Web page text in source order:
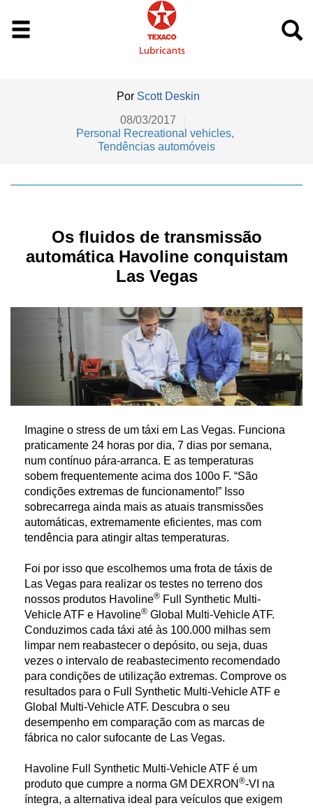
Por Scott Deskin
08/03/2017
Personal Recreational vehicles,
Tendências automóveis
Os fluidos de transmissão
automática Havoline conquistam
Las Vegas
Imagine o stress de um táxi em Las Vegas. Funciona
praticamente 24 horas por dia, 7 dias por semana,
num contínuo pára-arranca. E as temperaturas
sobem frequentemente acima dos 100o F. “São
condições extremas de funcionamento!” Isso
sobrecarrega ainda mais as atuais transmissões
automáticas, extremamente eficientes, mas com
tendência para atingir altas temperaturas.
Foi por isso que escolhemos uma frota de táxis de
Las Vegas para realizar os testes no terreno dos
nossos produtos Havoline® Full Synthetic Multi-
Vehicle ATF e Havoline® Global Multi-Vehicle ATF.
Conduzimos cada táxi até às 100.000 milhas sem
limpar nem reabastecer o depósito, ou seja, duas
vezes o intervalo de reabastecimento recomendado
para condições de utilização extremas. Comprove os
resultados para o Full Synthetic Multi-Vehicle ATF e
Global Multi-Vehicle ATF. Descubra o seu
desempenho em comparação com as marcas de
fábrica no calor sufocante de Las Vegas.
Havoline Full Synthetic Multi-Vehicle ATF é um
produto que cumpre a norma GM DEXRON ®-VI na
íntegra, a alternativa ideal para veículos que exigem